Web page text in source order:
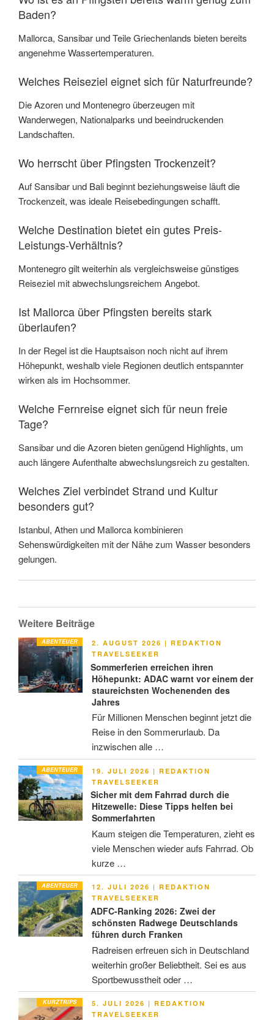
Baden?
Mallorca, Sansibar und Teile Griechenlands bieten bereits
angenehme Wassertemperaturen.
Welches Reiseziel eignet sich für Naturfreunde?
Die Azoren und Montenegro überzeugen mit
Wanderwegen, Nationalparks und beeindruckenden
Landschaften.
Wo herrscht über Pfingsten Trockenzeit?
Auf Sansibar und Bali beginnt beziehungsweise läuft die
Trockenzeit, was ideale Reisebedingungen schafft.
Welche Destination bietet ein gutes Preis-
Leistungs-Verhältnis?
Montenegro gilt weiterhin als vergleichsweise günstiges
Reiseziel mit abwechslungsreichem Angebot.
Ist Mallorca über Pfingsten bereits stark
überlaufen?
In der Regel ist die Hauptsaison noch nicht auf ihrem
Höhepunkt, weshalb viele Regionen deutlich entspannter
wirken als im Hochsommer.
Welche Fernreise eignet sich für neun freie
Tage?
Sansibar und die Azoren bieten genügend Highlights, um
auch längere Aufenthalte abwechslungsreich zu gestalten.
Welches Ziel verbindet Strand und Kultur
besonders gut?
Istanbul, Athen und Mallorca kombinieren
Sehenswürdigkeiten mit der Nähe zum Wasser besonders
gelungen.
Weitere Beiträge
ABENTEUER
VERÖFFENTLICHT
AM
2. AUGUST 2026 | REDAKTION
TRAVELSEEKER
Sommerferien erreichen ihren
Höhepunkt: ADAC warnt vor einem der
staureichsten Wochenenden des
Jahres
Für Millionen Menschen beginnt jetzt die
Reise in den Sommerurlaub. Da
inzwischen alle …
ABENTEUER
VERÖFFENTLICHT
AM
19. JULI 2026 | REDAKTION
TRAVELSEEKER
Sicher mit dem Fahrrad durch die
Hitzewelle: Diese Tipps helfen bei
Sommerfahrten
Kaum steigen die Temperaturen, zieht es
viele Menschen wieder aufs Fahrrad. Ob
kurze …
ABENTEUER
VERÖFFENTLICHT
AM
12. JULI 2026 | REDAKTION
TRAVELSEEKER
ADFC-Ranking 2026: Zwei der
schönsten Radwege Deutschlands
führen durch Franken
Radreisen erfreuen sich in Deutschland
weiterhin großer Beliebtheit. Sei es aus
Sportbewusstheit oder …
KURZTRIPS
VERÖFFENTLICHT
AM
5. JULI 2026 | REDAKTION
TRAVELSEEKER